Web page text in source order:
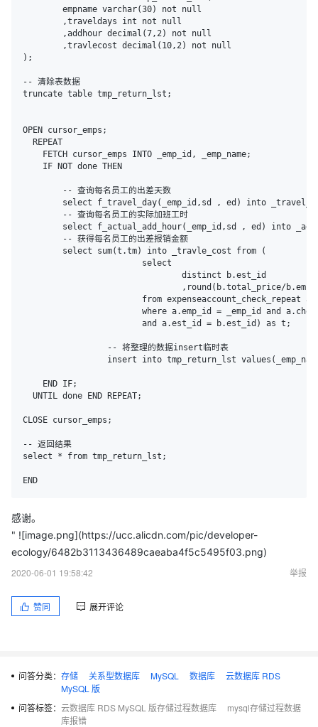
);
-- 清除表数据
truncate table tmp_return_lst;
OPEN cursor_emps;
  REPEAT
    FETCH cursor_emps INTO _emp_id, _emp_name;
    IF NOT done THEN
    END IF;
  UNTIL done END REPEAT;
CLOSE cursor_emps;
-- 返回结果
select * from tmp_return_lst;
END
感谢。
" ![image.png](https://ucc.alicdn.com/pic/developer-
ecology/6482b3113436489caeaba4f5c5495f03.png)
2020-06-01 19:58:42
举报
赞同 展开评论
问答分类： 存储 关系型数据库 MySQL 数据库
云数据库 RDS
MySQL 版
问答标签： 云数据库 RDS MySQL 版存储过程数据库
mysql存储过程数据
库报错